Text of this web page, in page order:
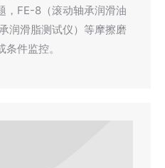
，FE-8（滚动轴承润滑油
润滑脂测试仪）等摩擦磨
件监控。